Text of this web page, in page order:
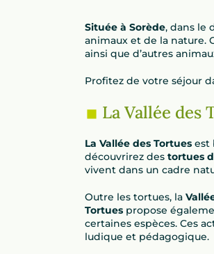
Située à Sorède, dans le
animaux et de la nature.
ainsi que d’autres
Profitez de votre séjour
La Vallée
La Vallée des Tortues est
découvrirez des tortues
vivent dans un cadre
Outre les tortues, la
Tortues propose
certaines espèces. Ces
ludique et pédagogique.